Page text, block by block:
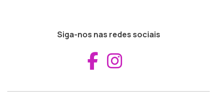
Siga-nos nas redes sociais
Aceder ao